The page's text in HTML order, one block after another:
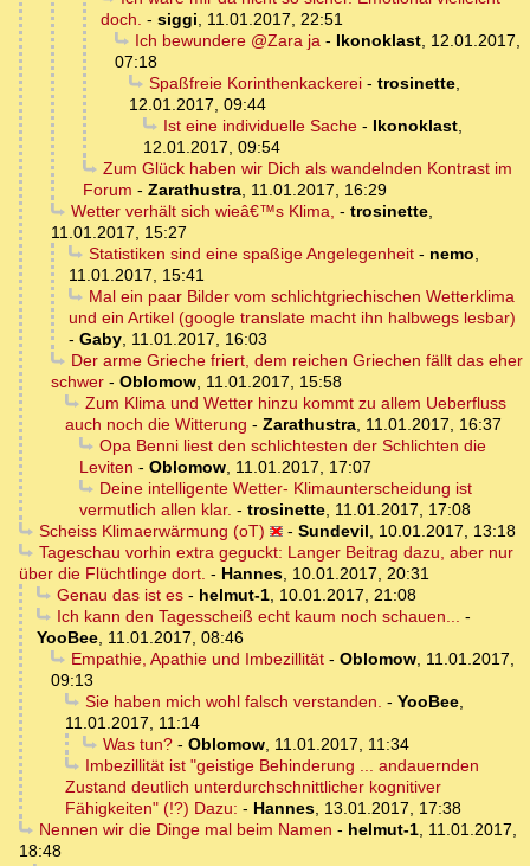
doch. - siggi, 11.01.2017, 22:51
Ich bewundere @Zara ja- Ikonoklast, 12.01.2017,
07:18
Spaßfreie Korinthenkackerei- trosinette,
12.01.2017, 09:44
Ist eine individuelle Sache- Ikonoklast,
12.01.2017, 09:54
Zum Glück haben wir Dich als wandelnden Kontrast im
Forum - Zarathustra, 11.01.2017, 16:29
Wetter verhält sich wieâ€™s Klima, - trosinette,
11.01.2017, 15:27
Statistiken sind eine spaßige Angelegenheit- nemo,
11.01.2017, 15:41
Mal ein paar Bilder vom schlichtgriechischen Wetterklima
und ein Artikel (google translate macht ihn halbwegs lesbar)
- Gaby, 11.01.2017, 16:03
Der arme Grieche friert, dem reichen Griechen fällt das eher
schwer - Oblomow, 11.01.2017, 15:58
Zum Klima und Wetter hinzu kommt zu allem Ueberfluss
auch noch die Witterung - Zarathustra, 11.01.2017, 16:37
Opa Benni liest den schlichtesten der Schlichten die
Leviten - Oblomow, 11.01.2017, 17:07
Deine intelligente Wetter- Klimaunterscheidung ist
vermutlich allen klar. - trosinette, 11.01.2017, 17:08
Scheiss Klimaerwärmung (oT)
- Sundevil, 10.01.2017, 13:18
Tageschau vorhin extra geguckt: Langer Beitrag dazu, aber nur
über die Flüchtlinge dort. - Hannes, 10.01.2017, 20:31
Genau das ist es- helmut-1, 10.01.2017, 21:08
Ich kann den Tagesscheiß echt kaum noch schauen... -
YooBee, 11.01.2017, 08:46
Empathie, Apathie und Imbezillität- Oblomow, 11.01.2017,
09:13
Sie haben mich wohl falsch verstanden. - YooBee,
11.01.2017, 11:14
Was tun?- Oblomow, 11.01.2017, 11:34
Imbezillität ist "geistige Behinderung ... andauernden
Zustand deutlich unterdurchschnittlicher kognitiver
Fähigkeiten" (!?) Dazu: - Hannes, 13.01.2017, 17:38
Nennen wir die Dinge mal beim Namen - helmut-1, 11.01.2017,
18:48